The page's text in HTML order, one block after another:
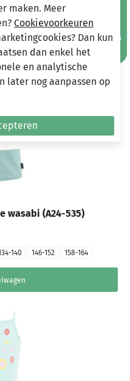
wasabi (A24-535)
140 146-152 158-164
maken. Meer
Cookievoorkeuren
Dan kun
dan enkel het
en analytische
later nog aanpassen op